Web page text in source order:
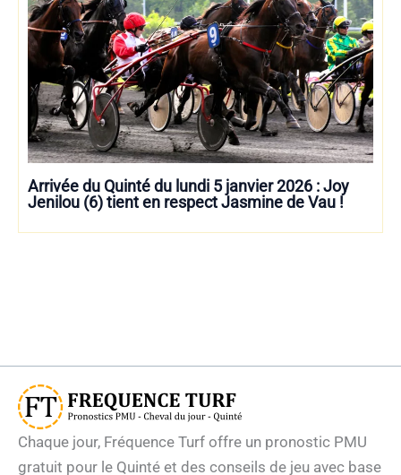
Arrivée du Quinté du lundi 5 janvier 2026 : Joy
Jenilou (6) tient en respect Jasmine de Vau !
Chaque jour, Fréquence Turf offre un pronostic PMU
gratuit pour le Quinté et des conseils de jeu avec base